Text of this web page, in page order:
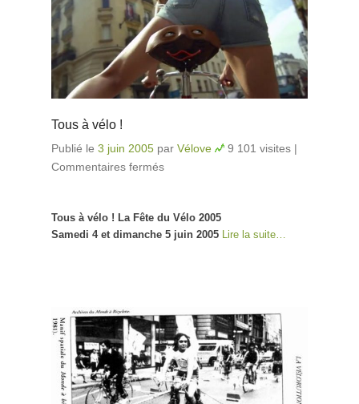
Tous à vélo !
Publié le 3 juin 2005 par Vélove 9 101 visites |
Commentaires fermés
Tous à vélo ! La Fête du Vélo 2005
Samedi 4 et dimanche 5 juin 2005 Lire la suite…